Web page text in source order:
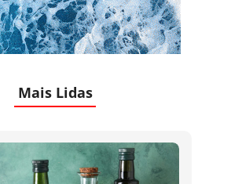
Mais Lidas